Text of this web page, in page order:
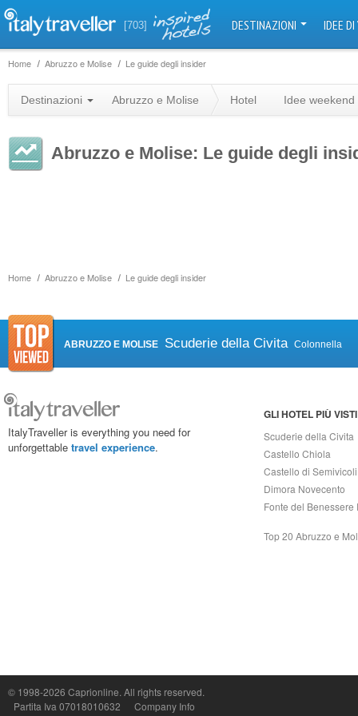
[703] DESTINAZIONI IDEE
Home Abruzzo e Molise Le guide degli insider
Home Abruzzo e Molise Le guide degli insider
Destinazioni Abruzzo e Molise Hotel Idee weekend
Abruzzo e Molise: Le guide degli
ABRUZZO E MOLISE Scuderie della Civita Colonnella
ItalyTraveller is everything you need for
unforgettable travel experience.
GLI HOTEL PIÙ VISTI
Scuderie della Civita
Castello Chiola
Castello di Semivicoli
Dimora Novecento
Fonte del Benessere
Top 20 Abruzzo e
© 1998-2026 Caprionline. All rights reserved.
Partita Iva 07018010632
Company Info
Capri On Line Srl, Via Le Botteghe 10a - 80073 CAPRI (NA) Italy
P.Iva, C.F. e n.Reg.Imprese Napoli: 07018010632 - Rea n.557643